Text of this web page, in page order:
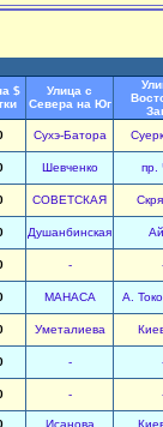
$
Улица с
Севера на Юг
Сухэ-Батора
Шевченко пр.
СОВЕТСКАЯ
Душанбинская
-
МАНАСА А.
Уметалиева
-
-
Исанова